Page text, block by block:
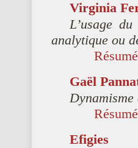
Virginia
L’usage
analytique ou
Résumé
Gaël
Résumé
Efigies